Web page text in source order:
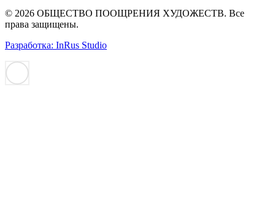
© 2026 ОБЩЕСТВО ПООЩРЕНИЯ ХУДОЖЕСТВ. Все
права защищены.
Разработка: InRus Studio